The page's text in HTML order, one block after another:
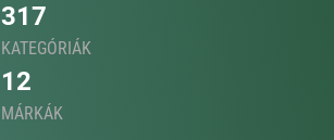
317
KATEGÓRIÁK
12
MÁRKÁK